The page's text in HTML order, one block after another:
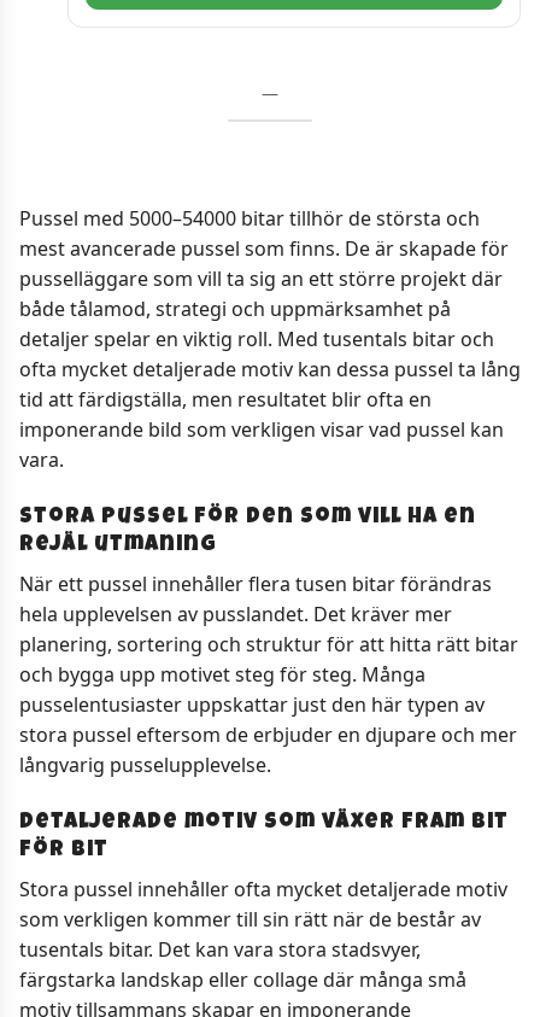
—
Pussel med 5000–54000 bitar tillhör de största och
mest avancerade pussel som finns. De är skapade för
pusselläggare som vill ta sig an ett större projekt där
både tålamod, strategi och uppmärksamhet på
detaljer spelar en viktig roll. Med tusentals bitar och
ofta mycket detaljerade motiv kan dessa pussel ta lång
tid att färdigställa, men resultatet blir ofta en
imponerande bild som verkligen visar vad pussel kan
vara.
Stora pussel för den som vill ha en
rejäl utmaning
När ett pussel innehåller flera tusen bitar förändras
hela upplevelsen av pusslandet. Det kräver mer
planering, sortering och struktur för att hitta rätt bitar
och bygga upp motivet steg för steg. Många
pusselentusiaster uppskattar just den här typen av
stora pussel eftersom de erbjuder en djupare och mer
långvarig pusselupplevelse.
Detaljerade motiv som växer fram bit
för bit
Stora pussel innehåller ofta mycket detaljerade motiv
som verkligen kommer till sin rätt när de består av
tusentals bitar. Det kan vara stora stadsvyer,
färgstarka landskap eller collage där många små
motiv tillsammans skapar en imponerande